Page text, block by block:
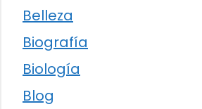
Belleza
Biografía
Biología
Blog